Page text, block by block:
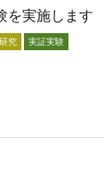
を実施します
究 実証実験